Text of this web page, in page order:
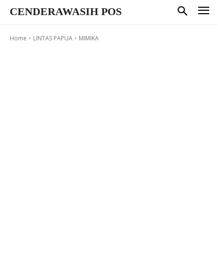
CENDERAWASIH POS
Home LINTAS PAPUA MIMIKA